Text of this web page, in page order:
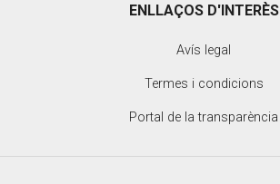
ENLLAÇOS D'INTERÈS
Avís legal
Termes i condicions
Portal de la transparència